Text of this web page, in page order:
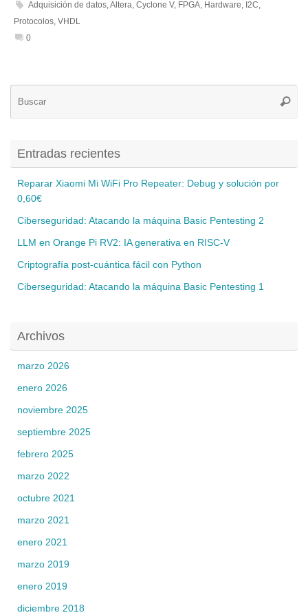
Adquisición de datos,Altera, Cyclone V, FPGA, Hardware, I2C,
Protocolos, VHDL
0
Entradas recientes
Reparar Xiaomi Mi WiFi Pro Repeater: Debug y solución por
0,60€
Ciberseguridad: Atacando la máquina Basic Pentesting 2
LLM en Orange Pi RV2: IA generativa en RISC-V
Criptografía post-cuántica fácil con Python
Ciberseguridad: Atacando la máquina Basic Pentesting 1
Archivos
marzo 2026
enero 2026
noviembre 2025
septiembre 2025
febrero 2025
marzo 2022
octubre 2021
marzo 2021
enero 2021
marzo 2019
enero 2019
diciembre 2018